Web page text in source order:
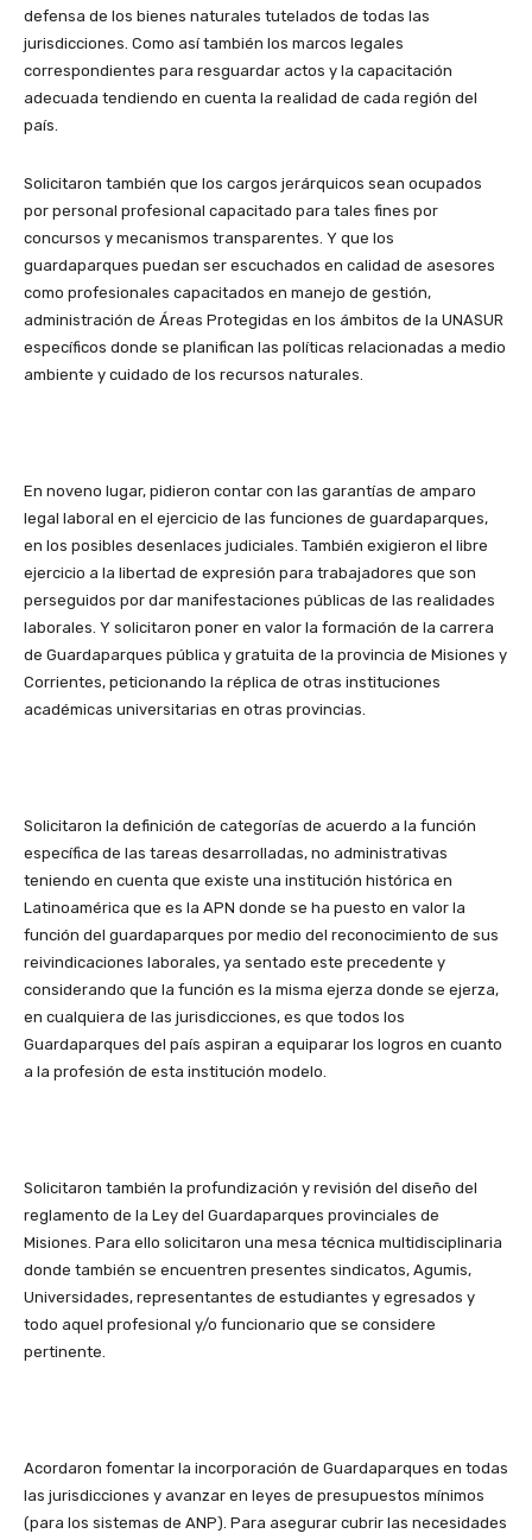
defensa de los bienes naturales tutelados de todas las
jurisdicciones. Como así también los marcos legales
correspondientes para resguardar actos y la capacitación
adecuada tendiendo en cuenta la realidad de cada región del
país.
Solicitaron también que los cargos jerárquicos sean ocupados
por personal profesional capacitado para tales fines por
concursos y mecanismos transparentes. Y que los
guardaparques puedan ser escuchados en calidad de asesores
como profesionales capacitados en manejo de gestión,
administración de Áreas Protegidas en los ámbitos de la UNASUR
específicos donde se planifican las políticas relacionadas a medio
ambiente y cuidado de los recursos naturales.
En noveno lugar, pidieron contar con las garantías de amparo
legal laboral en el ejercicio de las funciones de guardaparques,
en los posibles desenlaces judiciales. También exigieron el libre
ejercicio a la libertad de expresión para trabajadores que son
perseguidos por dar manifestaciones públicas de las realidades
laborales. Y solicitaron poner en valor la formación de la carrera
de Guardaparques pública y gratuita de la provincia de Misiones y
Corrientes, peticionando la réplica de otras instituciones
académicas universitarias en otras provincias.
Solicitaron la definición de categorías de acuerdo a la función
específica de las tareas desarrolladas, no administrativas
teniendo en cuenta que existe una institución histórica en
Latinoamérica que es la APN donde se ha puesto en valor la
función del guardaparques por medio del reconocimiento de sus
reivindicaciones laborales, ya sentado este precedente y
considerando que la función es la misma ejerza donde se ejerza,
en cualquiera de las jurisdicciones, es que todos los
Guardaparques del país aspiran a equiparar los logros en cuanto
a la profesión de esta institución modelo.
Solicitaron también la profundización y revisión del diseño del
reglamento de la Ley del Guardaparques provinciales de
Misiones. Para ello solicitaron una mesa técnica multidisciplinaria
donde también se encuentren presentes sindicatos, Agumis,
Universidades, representantes de estudiantes y egresados y
todo aquel profesional y/o funcionario que se considere
pertinente.
Acordaron fomentar la incorporación de Guardaparques en todas
las jurisdicciones y avanzar en leyes de presupuestos mínimos
(para los sistemas de ANP). Para asegurar cubrir las necesidades